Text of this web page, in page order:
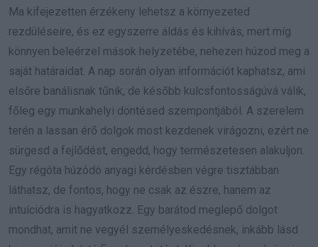
Ma kifejezetten érzékeny lehetsz a környezeted
rezdüléseire, és ez egyszerre áldás és kihívás, mert míg
könnyen beleérzel mások helyzetébe, nehezen húzod meg a
saját határaidat. A nap során olyan információt kaphatsz, ami
elsőre banálisnak tűnik, de később kulcsfontosságúvá válik,
főleg egy munkahelyi döntésed szempontjából. A szerelem
terén a lassan érő dolgok most kezdenek virágozni, ezért ne
sürgesd a fejlődést, engedd, hogy természetesen alakuljon.
Egy régóta húzódó anyagi kérdésben végre tisztábban
láthatsz, de fontos, hogy ne csak az észre, hanem az
intuíciódra is hagyatkozz. Egy barátod meglepő dolgot
mondhat, amit ne vegyél személyeskedésnek, inkább lásd